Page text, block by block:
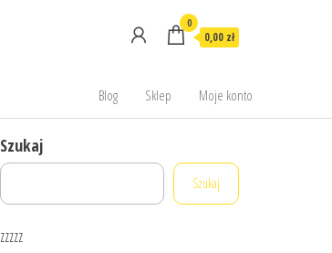
0
0,00 zł
Blog Sklep Moje konto
Szukaj
Szukaj
zzzzz